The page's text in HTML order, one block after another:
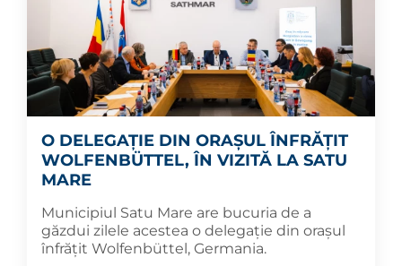
O DELEGAȚIE DIN ORAȘUL ÎNFRĂȚIT
WOLFENBÜTTEL, ÎN VIZITĂ LA SATU
MARE
Municipiul Satu Mare are bucuria de a
găzdui zilele acestea o delegație din orașul
înfrățit Wolfenbüttel, Germania.